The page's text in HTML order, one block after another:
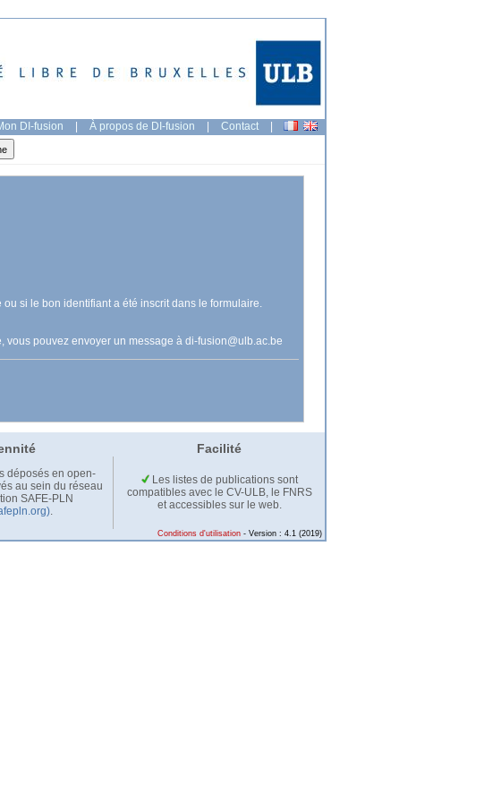
DI-fusion | À propos de DI-fusion | Contact |
si le bon identifiant a été inscrit dans le formulaire.
vous pouvez envoyer un message à di-fusion@ulb.ac.be
Facilité
déposés en open-
au sein du réseau
SAFE-PLN
.
Les listes de publications sont
compatibles avec le CV-ULB, le FNRS
et accessibles sur le web.
Conditions d'utilisation - Version : 4.1 (2019)